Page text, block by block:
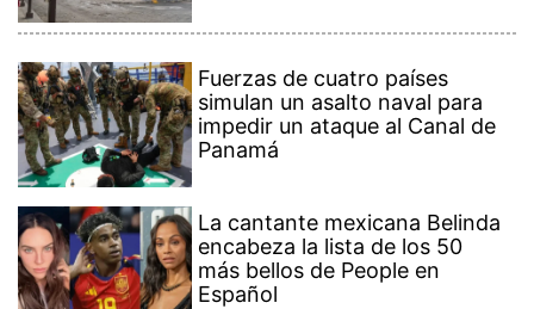
Fuerzas de cuatro países
simulan un asalto naval para
impedir un ataque al Canal de
Panamá
La cantante mexicana Belinda
encabeza la lista de los 50
más bellos de People en
Español